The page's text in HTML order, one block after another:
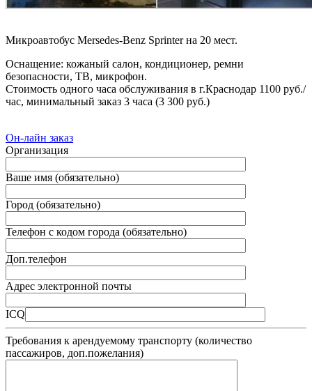
Микроавтобус Mersedes-Benz Sprinter на 20 мест.
Оснащение: кожаный салон, кондиционер, ремни
безопасности, ТВ, микрофон.
Стоимость одного часа обслуживания в г.Краснодар 1100 руб./
час, минимальный заказ 3 часа (3 300 руб.)
Он-лайн заказ
Организация
Ваше имя (обязательно)
Город (обязательно)
Телефон с кодом города (обязательно)
Доп.телефон
Адрес электронной почты
ICQ
Требования к арендуемому транспорту (количество
пассажиров, доп.пожелания)